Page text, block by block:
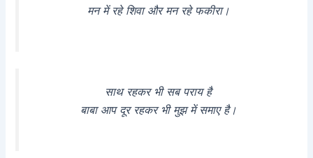
मन में रहे शिवा और मन रहे फकीरा।
साथ रहकर भी सब पराय है
बाबा आप दूर रहकर भी मुझ में समाए है।